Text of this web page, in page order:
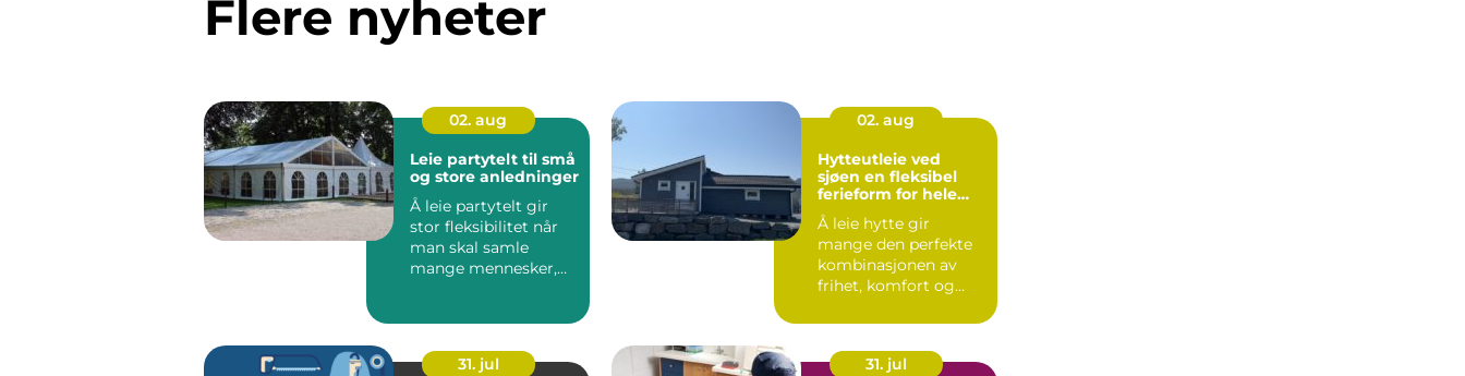
Flere nyheter
02. aug
Leie partytelt til små
og store anledninger
Å leie partytelt gir
stor fleksibilitet når
man skal samle
mange mennesker,
02. aug
Hytteutleie ved
sjøen en fleksibel
ferieform for hele
familien
Å leie hytte gir
mange den perfekte
kombinasjonen av
frihet, komfort og
Flere ve...
31. jul
31. jul